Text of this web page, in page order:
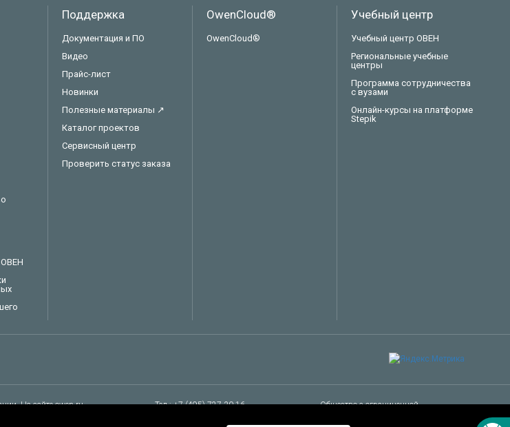
ОВЕН
Поддержка
Документация и ПО
Видео
Прайс-лист
Новинки
Полезные материалы ↗
Каталог проектов
Сервисный центр
Проверить статус заказа
OwenCloud®
OwenCloud®
Учебный центр
Учебный центр ОВЕН
Региональные учебные
центры
Программа сотрудничества
с вузами
Онлайн-курсы на платформе
Stepik
На сайте owen.ru
Тел.: +7 (495) 727-30-16
Общество с ограниченной
Сказать спасибо